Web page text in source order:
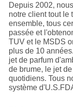
Depuis 2002,
notre client tout le
ensemble, tous
passée et
TUV et le MSDS
plus de 10
jet de parfum
de brume, le jet
quotidiens. Tous
système